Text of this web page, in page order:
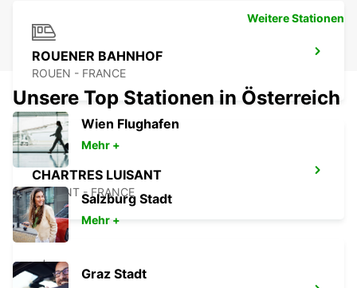
ROUENER BAHNHOF
ROUEN - FRANCE
CHARTRES LUISANT
LUISANT - FRANCE
Weitere Stationen
Unsere Top Stationen in Österreich
Wien Flughafen
Mehr +
Salzburg Stadt
Mehr +
Graz Stadt